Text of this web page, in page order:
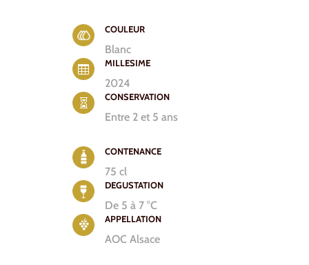
COULEUR
Blanc

MILLESIME
2024

CONSERVATION
Entre 2 et 5 ans
CONTENANCE
75 cl
DEGUSTATION
De 5 à 7 °C
APPELLATION
AOC Alsace